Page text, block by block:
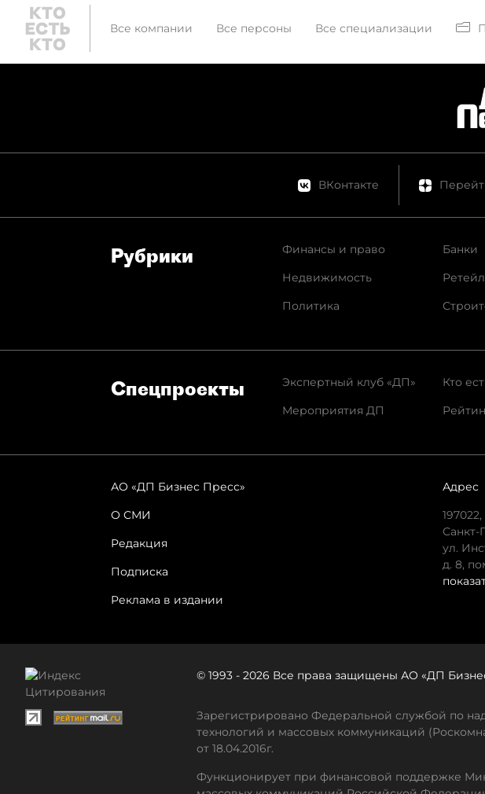
Все компании Все персоны Все специализации
ВКонтакте
Рубрики
Финансы и право
Недвижимость
Политика
Банки
Ретейл
Спец­проекты
Экспертный клуб «ДП»
Мероприятия ДП
Кто
АО «ДП Бизнес Пресс»
О СМИ
Редакция
Подписка
Реклама в издании
Адрес
197022,
Санкт-
ул.
д. 8,
© 1993 - 2026 Все права защищены АО «ДП
Зарегистрировано Федеральной службой по
технологий и массовых коммуникаций
от 18.04.2016г.
Функционирует при финансовой поддержке